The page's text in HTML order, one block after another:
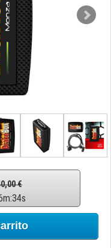
€
m:33s